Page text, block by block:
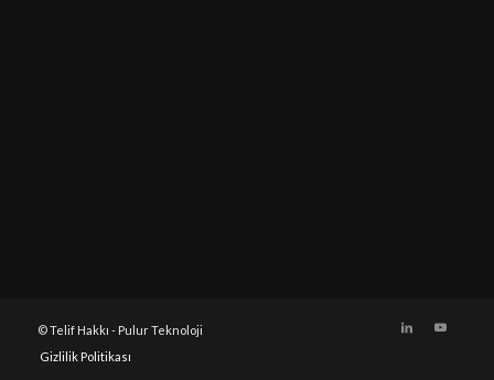
© Telif Hakkı - Pulur Teknoloji
Gizlilik Politikası